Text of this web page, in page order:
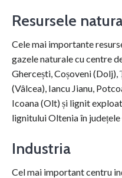
Resursele
Cele mai importante
gazele naturale cu centre
Ghercești, Coșoveni
(Vâlcea), Iancu Jianu,
Icoana (Olt) și lignit
lignitului Oltenia în județele
Industria
Cel mai important centru